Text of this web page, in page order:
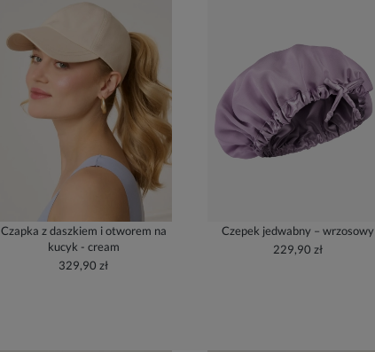
Czapka z daszkiem i otworem na
kucyk - cream
329,90 zł
Czepek jedwabny – wrzosowy
229,90 zł